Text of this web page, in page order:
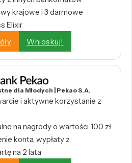
krajowe i 3 darmowe
Elixir
Wnioskuj!
dla Młodych | Pekao S.A.
i aktywne korzystanie z
na nagrody o wartości 100 zł
konta, wypłaty z
na 2 lata